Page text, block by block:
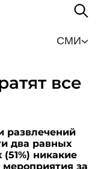
СМИ
все
развлечений
два равных
никакие
за